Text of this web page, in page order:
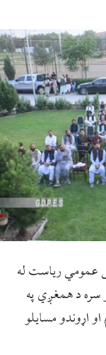
عمومي ریاست له
سره د همغږي په
اړوندو مسایلو